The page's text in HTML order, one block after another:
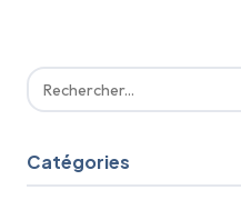
Catégories